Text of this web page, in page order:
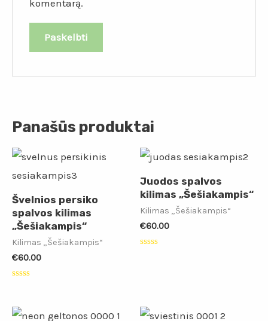
komentarą.
Panašūs produktai
Švelnios persiko
spalvos kilimas
„Šešiakampis“
Kilimas „Šešiakampis“
€60.00
5
Juodos spalvos
kilimas „Šešiakampis“
Kilimas „Šešiakampis“
€60.00